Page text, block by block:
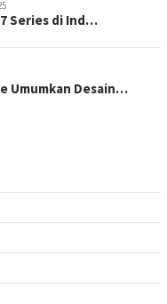
Series di Ind…
Umumkan Desain…